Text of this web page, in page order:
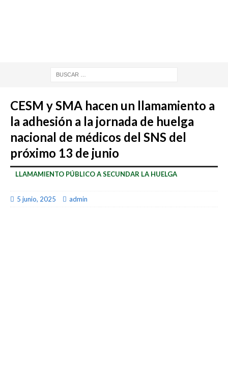
CESM y SMA hacen un llamamiento a
la adhesión a la jornada de huelga
nacional de médicos del SNS del
próximo 13 de junio
LLAMAMIENTO PÚBLICO A SECUNDAR LA HUELGA
5 junio, 2025 admin